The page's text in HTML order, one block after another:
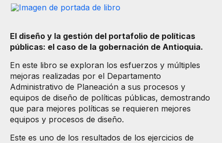
El diseño y la gestión del portafolio de políticas
públicas: el caso de la gobernación de Antioquia.
En este libro se exploran los esfuerzos y múltiples
mejoras realizadas por el Departamento
Administrativo de Planeación a sus procesos y
equipos de diseño de políticas públicas, demostrando
que para mejores políticas se requieren mejores
equipos y procesos de diseño.
Este es uno de los resultados de los ejercicios de